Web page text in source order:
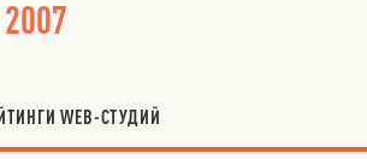
2007
WEB-СТУДИЙ